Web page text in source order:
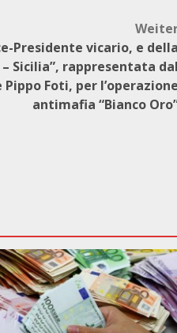
Presidente vicario, e
Sicilia”, rappresentata
Foti, per
antimafia “Bianco